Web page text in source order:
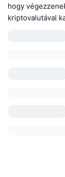
hogy
kriptovalutával